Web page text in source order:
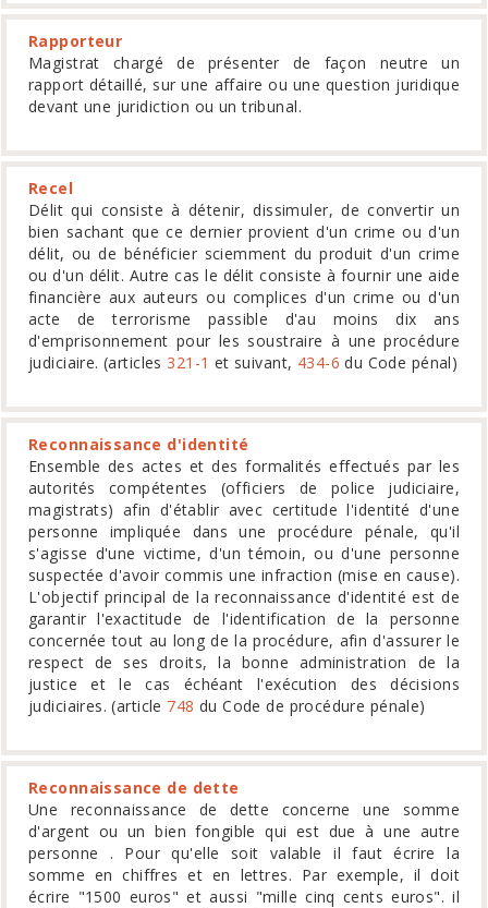
Rapporteur
Magistrat chargé de présenter de façon neutre un
rapport détaillé, sur une affaire ou une question juridique
devant une juridiction ou un tribunal.
Recel
Délit qui consiste à détenir, dissimuler, de convertir un
bien sachant que ce dernier provient d'un crime ou d'un
délit, ou de bénéficier sciemment du produit d'un crime
ou d'un délit. Autre cas le délit consiste à fournir une aide
financière aux auteurs ou complices d'un crime ou d'un
acte de terrorisme passible d'au moins dix ans
d'emprisonnement pour les soustraire à une procédure
judiciaire. (articles 321-1 et suivant, 434-6 du Code pénal)
Reconnaissance d'identité
Ensemble des actes et des formalités effectués par les
autorités compétentes (officiers de police judiciaire,
magistrats) afin d'établir avec certitude l'identité d'une
personne impliquée dans une procédure pénale, qu'il
s'agisse d'une victime, d'un témoin, ou d'une personne
suspectée d'avoir commis une infraction (mise en cause).
L'objectif principal de la reconnaissance d'identité est de
garantir l'exactitude de l'identification de la personne
concernée tout au long de la procédure, afin d'assurer le
respect de ses droits, la bonne administration de la
justice et le cas échéant l'exécution des décisions
judiciaires. (article 748 du Code de procédure pénale)
Reconnaissance de dette
Une reconnaissance de dette concerne une somme
d'argent ou un bien fongible qui est due à une autre
personne . Pour qu'elle soit valable il faut écrire la
somme en chiffres et en lettres. Par exemple, il doit
écrire "1500 euros" et aussi "mille cinq cents euros". il